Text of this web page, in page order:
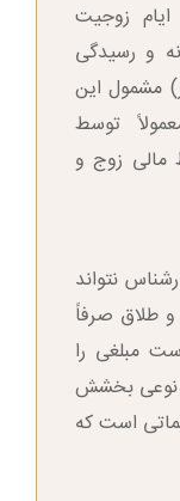
ایام زوجیت
و رسیدگی
مشمول این
توسط
مالی زوج و
نتواند
و طلاق صرفاً
مبلغی را
نوعی بخشش
است که